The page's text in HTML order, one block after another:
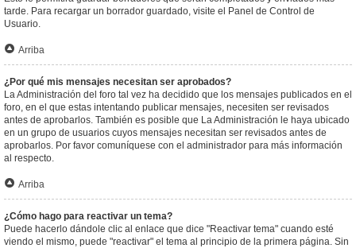
tarde. Para recargar un borrador guardado, visite el Panel de Control de
Usuario.
Arriba
¿Por qué mis mensajes necesitan ser aprobados?
La Administración del foro tal vez ha decidido que los mensajes publicados en el
foro, en el que estas intentando publicar mensajes, necesiten ser revisados
antes de aprobarlos. También es posible que La Administración le haya ubicado
en un grupo de usuarios cuyos mensajes necesitan ser revisados antes de
aprobarlos. Por favor comuníquese con el administrador para más información
al respecto.
Arriba
¿Cómo hago para reactivar un tema?
Puede hacerlo dándole clic al enlace que dice "Reactivar tema" cuando esté
viendo el mismo, puede "reactivar" el tema al principio de la primera página. Sin